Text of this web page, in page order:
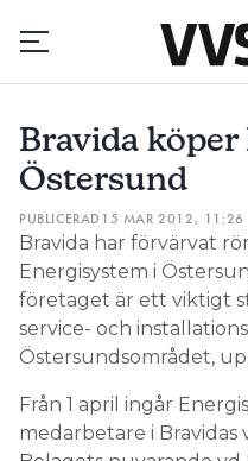
Prenumerera
Hantera
Lediga jobb
Annonsera
Läs E-
Bravida
Östersund
PUBLICERAD 15 MAR 2012, 11:26
Bravida har förvärvat
Energisystem i
företaget är ett viktigt
service- och
Östersundsområdet,
Från 1 april ingår
medarbetare i Bravidas
BRAVIDA KÖPER